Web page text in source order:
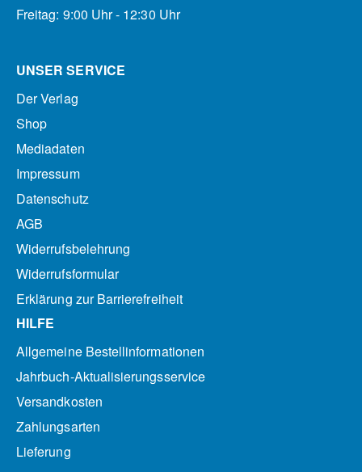
Freitag: 9:00 Uhr - 12:30 Uhr
UNSER SERVICE
Der Verlag
Shop
Mediadaten
Impressum
Datenschutz
AGB
Widerrufsbelehrung
Widerrufsformular
Erklärung zur Barrierefreiheit
HILFE
Allgemeine Bestellinformationen
Jahrbuch-Aktualisierungsservice
Versandkosten
Zahlungsarten
Lieferung